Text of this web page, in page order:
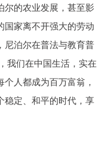
尔的农业发展，甚至影
国家离不开强大的劳动
尼泊尔在普法与教育普
我们在中国生活，实在
人都成为百万富翁，
稳定、和平的时代，享